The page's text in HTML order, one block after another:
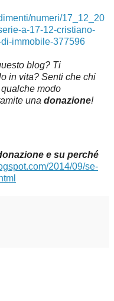
numeri/17_12_20
a-17-12-cristiano-
immobile-377596
blog? Ti
in vita? Senti che chi
modo
una donazione!
e su perché
2014/09/se-